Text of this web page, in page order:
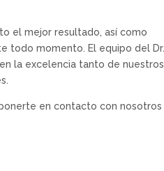
el mejor resultado, así como
todo momento. El equipo del
la excelencia tanto de nuestros
en contacto con nosotros